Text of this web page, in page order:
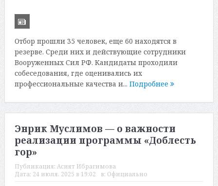
Отбор прошли 35 человек, еще 60 находятся в
резерве. Среди них и действующие сотрудники
Вооруженных Сил РФ. Кандидаты проходили
собеседования, где оценивались их
профессиональные качества и... Подробнее
Энрик Муслимов — о важности
реализации программы «Доблесть
гор»
Публикация: Асият Ибрагимова
Дата: 24 июля, 2025 в 19:02 в: Официально